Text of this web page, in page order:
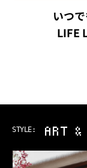
いつ
LIFE
STYLE: ART &